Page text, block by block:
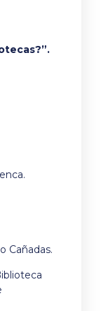
Cañadas.